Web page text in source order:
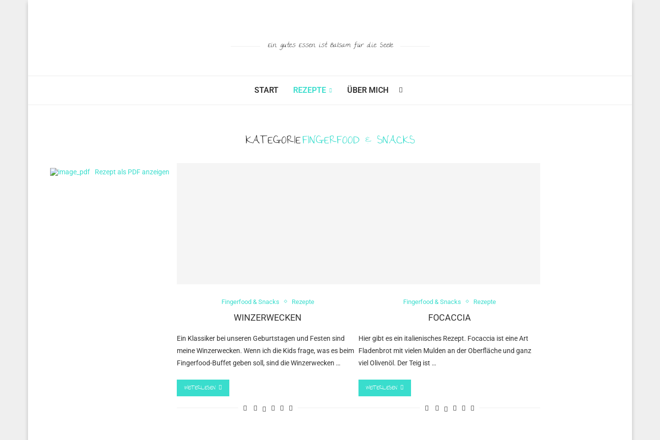
Ein gutes Essen ist Balsam für die Seele
START REZEPTE ÜBER MICH
KATEGORIEFINGERFOOD & SNACKS
Rezept als PDF anzeigen
Fingerfood & Snacks Rezepte
WINZERWECKEN
Ein Klassiker bei unseren Geburtstagen und Festen sind
meine Winzerwecken. Wenn ich die Kids frage, was es beim
Fingerfood-Buffet geben soll, sind die Winzerwecken …
WEITERLESEN
Fingerfood & Snacks Rezepte
FOCACCIA
Hier gibt es ein italienisches Rezept. Focaccia ist eine Art
Fladenbrot mit vielen Mulden an der Oberfläche und ganz
viel Olivenöl. Der Teig ist …
WEITERLESEN